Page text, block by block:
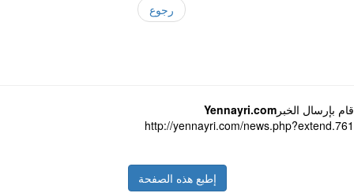
رجوع
بإرسال الخبرYennayri.com
http://yennayri.com/